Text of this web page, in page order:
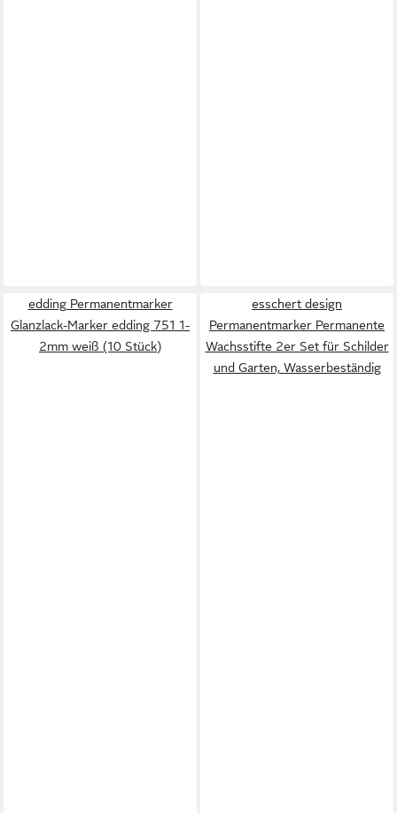
edding Permanentmarker
Glanzlack-Marker edding 751 1-
2mm weiß (10 Stück)
esschert design
Permanentmarker Permanente
Wachsstifte 2er Set für Schilder
und Garten, Wasserbeständig